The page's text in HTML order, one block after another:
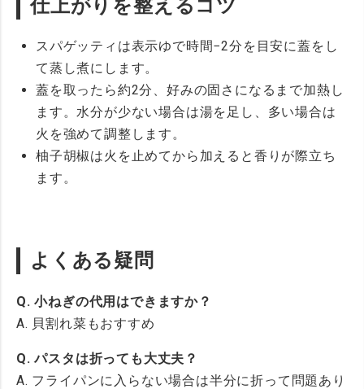
仕上がりを整えるコツ
スパゲッティは表示ゆで時間−2分を目安に蓋をし
て蒸し煮にします。
蓋を取ったら約2分、好みの固さになるまで加熱し
ます。水分が少ない場合は湯を足し、多い場合は
火を強めて調整します。
柚子胡椒は火を止めてから加えると香りが際立ち
ます。
よくある疑問
Q. 小ねぎの代用はできますか？
A. 貝割れ菜もおすすめ
Q. パスタは折っても大丈夫？
A. フライパンに入らない場合は半分に折って問題あり